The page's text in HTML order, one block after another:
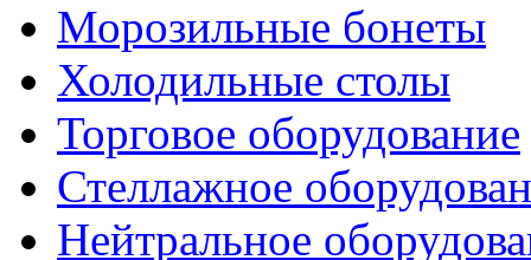
Морозильные бонеты
Холодильные столы
Торговое оборудование
Стеллажное
Нейтральное